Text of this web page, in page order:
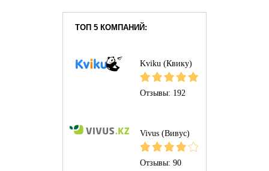
ТОП 5 КОМПАНИЙ:
Kviku (Квику)
Отзывы: 192
Vivus (Вивус)
Отзывы: 90